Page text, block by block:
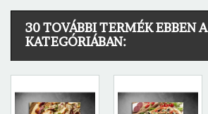
30 TOVÁBBI TERMÉK EBBEN A
KATEGÓRIÁBAN: